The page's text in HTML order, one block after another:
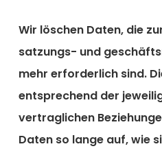
Wir löschen Daten, die
satzungs- und
mehr erforderlich sind.
entsprechend der
vertraglichen
Daten so lange auf, wie